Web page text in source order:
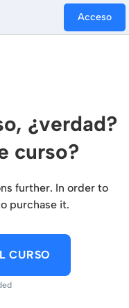
Acceso
¿verdad?
curso?
further. In order to
purchase it.
CURSO